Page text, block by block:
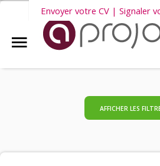
Accueil
Aprojob ?
Offres d'emploi
Envoyer votre CV | Signaler
AFFICHER LES